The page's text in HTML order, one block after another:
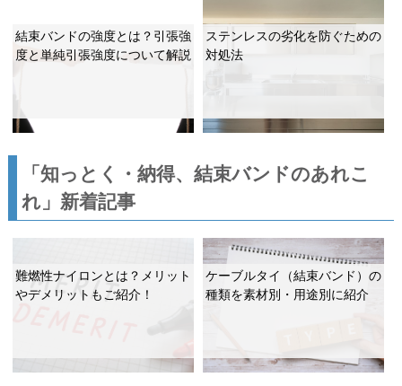
結束バンドの強度とは？引張強
度と単純引張強度について解説
ステンレスの劣化を防ぐための
対処法
「知っとく・納得、結束バンドのあれこ
れ」新着記事
難燃性ナイロンとは？メリット
やデメリットもご紹介！
ケーブルタイ（結束バンド）の
種類を素材別・用途別に紹介